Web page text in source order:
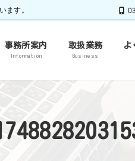
ます。
事務所案内
Information
取扱業務
Business
よ